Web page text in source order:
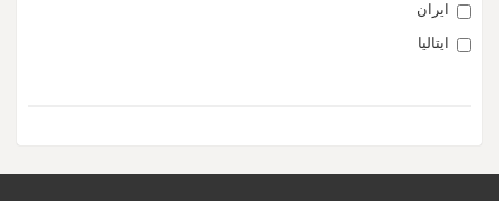
ایران
ایتالیا